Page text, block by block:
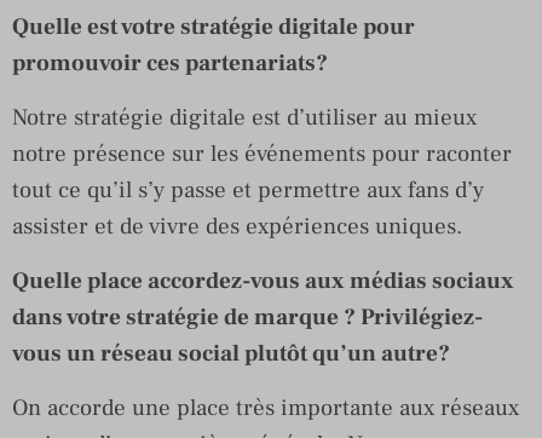
Quelle est votre stratégie digitale pour
promouvoir ces partenariats?
Notre stratégie digitale est d’utiliser au mieux
notre présence sur les événements pour raconter
tout ce qu’il s’y passe et permettre aux fans d’y
assister et de vivre des expériences uniques.
Quelle place accordez-vous aux médias sociaux
dans votre stratégie de marque ? Privilégiez-
vous un réseau social plutôt qu’un autre?
On accorde une place très importante aux réseaux